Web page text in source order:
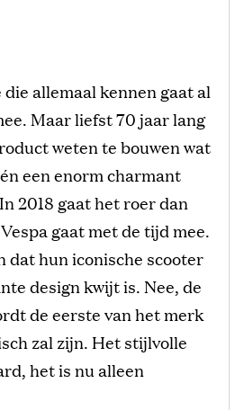
die allemaal kennen gaat al
Maar liefst 70 jaar lang
weten te bouwen wat
een enorm charmant
2018 gaat het roer dan
gaat met de tijd mee.
dat hun iconische scooter
design kwijt is. Nee, de
de eerste van het merk
zal zijn. Het stijlvolle
het is nu alleen